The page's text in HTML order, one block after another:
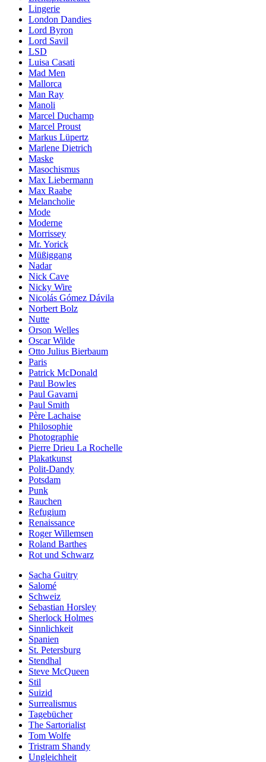
Lingerie
London Dandies
Lord Byron
Lord Savil
LSD
Luisa Casati
Mad Men
Mallorca
Man Ray
Manoli
Marcel Duchamp
Marcel Proust
Markus Lüpertz
Marlene Dietrich
Maske
Masochismus
Max Liebermann
Max Raabe
Melancholie
Mode
Moderne
Morrissey
Mr. Yorick
Müßiggang
Nadar
Nick Cave
Nicky Wire
Nicolás Gómez Dávila
Norbert Bolz
Nutte
Orson Welles
Oscar Wilde
Otto Julius Bierbaum
Paris
Patrick McDonald
Paul Bowles
Paul Gavarni
Paul Smith
Père Lachaise
Philosophie
Photographie
Pierre Drieu La Rochelle
Plakatkunst
Polit-Dandy
Potsdam
Punk
Rauchen
Refugium
Renaissance
Roger Willemsen
Roland Barthes
Rot und Schwarz
Sacha Guitry
Salomé
Schweiz
Sebastian Horsley
Sherlock Holmes
Sinnlichkeit
Spanien
St. Petersburg
Stendhal
Steve McQueen
Stil
Suizid
Surrealismus
Tagebücher
The Sartorialist
Tom Wolfe
Tristram Shandy
Ungleichheit